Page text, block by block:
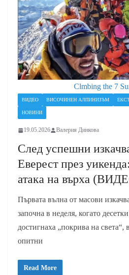
Clmbing the 7
ВИДЕО ВИСОЧИНЕН АЛПИНИЗЪМ
НОВИНИ
19.05.2026 Валерия Динкова
След успешни
Еверест през
атака на върха
Първата вълна от масови
започна в неделя, когато
достигнаха „покрива на
опитни
Read More